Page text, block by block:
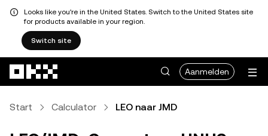
Looks like you're in the United States. Switch to the United States site
for products available in your region.
Switch site
Aanmelden
Start Calculator LEO naar JMD